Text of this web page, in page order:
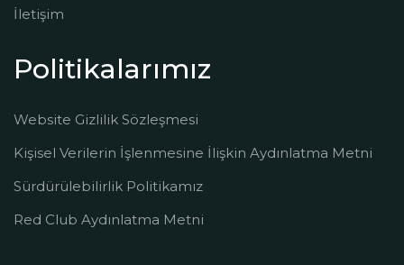
İletişim
Politikalarımız
Website Gizlilik Sözleşmesi
Kişisel Verilerin İşlenmesine İlişkin Aydınlatma Metni
Sürdürülebilirlik Politikamız
Red Club Aydınlatma Metni